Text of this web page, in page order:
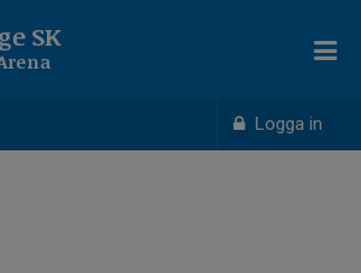
Logga in
SK